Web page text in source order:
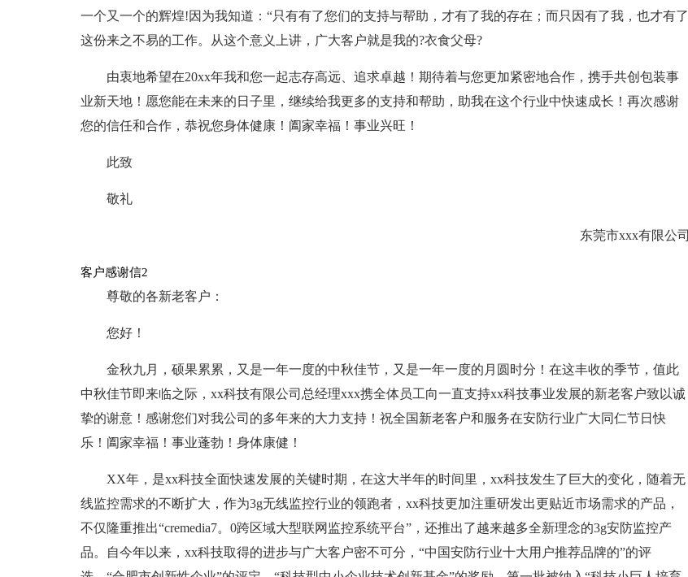
一个又一个的辉煌!因为我知道：“只有有了您们的支持与帮助，才有了我的存在；而只因有了我，也才有了
这份来之不易的工作。从这个意义上讲，广大客户就是我的?衣食父母?
由衷地希望在20xx年我和您一起志存高远、追求卓越！期待着与您更加紧密地合作，携手共创包装事
业新天地！愿您能在未来的日子里，继续给我更多的支持和帮助，助我在这个行业中快速成长！再次感谢
您的信任和合作，恭祝您身体健康！阖家幸福！事业兴旺！
此致
敬礼
东莞市xxx有限公司
客户感谢信2
尊敬的各新老客户：
您好！
金秋九月，硕果累累，又是一年一度的中秋佳节，又是一年一度的月圆时分！在这丰收的季节，值此
中秋佳节即来临之际，xx科技有限公司总经理xxx携全体员工向一直支持xx科技事业发展的新老客户致以诚
挚的谢意！感谢您们对我公司的多年来的大力支持！祝全国新老客户和服务在安防行业广大同仁节日快
乐！阖家幸福！事业蓬勃！身体康健！
XX年，是xx科技全面快速发展的关键时期，在这大半年的时间里，xx科技发生了巨大的变化，随着无
线监控需求的不断扩大，作为3g无线监控行业的领跑者，xx科技更加注重研发出更贴近市场需求的产品，
不仅隆重推出“cremedia7。0跨区域大型联网监控系统平台”，还推出了越来越多全新理念的3g安防监控产
品。自今年以来，xx科技取得的进步与广大客户密不可分，“中国安防行业十大用户推荐品牌的”的评